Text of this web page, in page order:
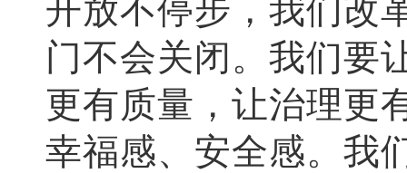
开放不停步，我们改
门不会关闭。我们要
更有质量，让治理更
幸福感、安全感。我